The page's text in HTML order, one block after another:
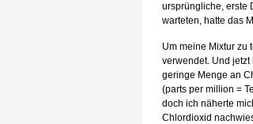
ursprüngliche, erste
warteten, hatte das
Um meine Mixtur zu
verwendet. Und jetzt
geringe Menge an
(parts per million =
doch ich näherte
Chlordioxid